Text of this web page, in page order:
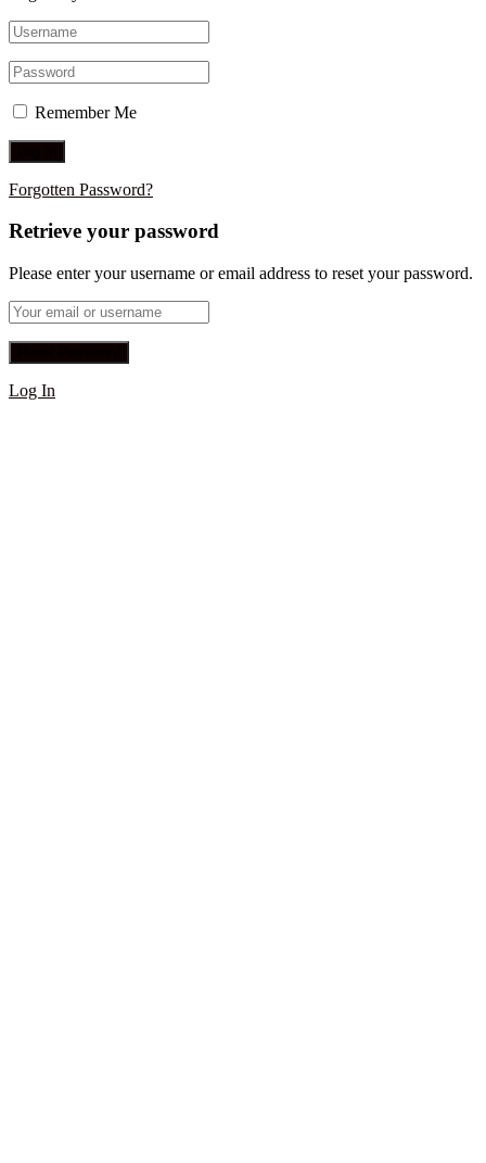
Remember Me
Forgotten Password?
Retrieve your password
Please enter your username or email address to reset your password.
Log In